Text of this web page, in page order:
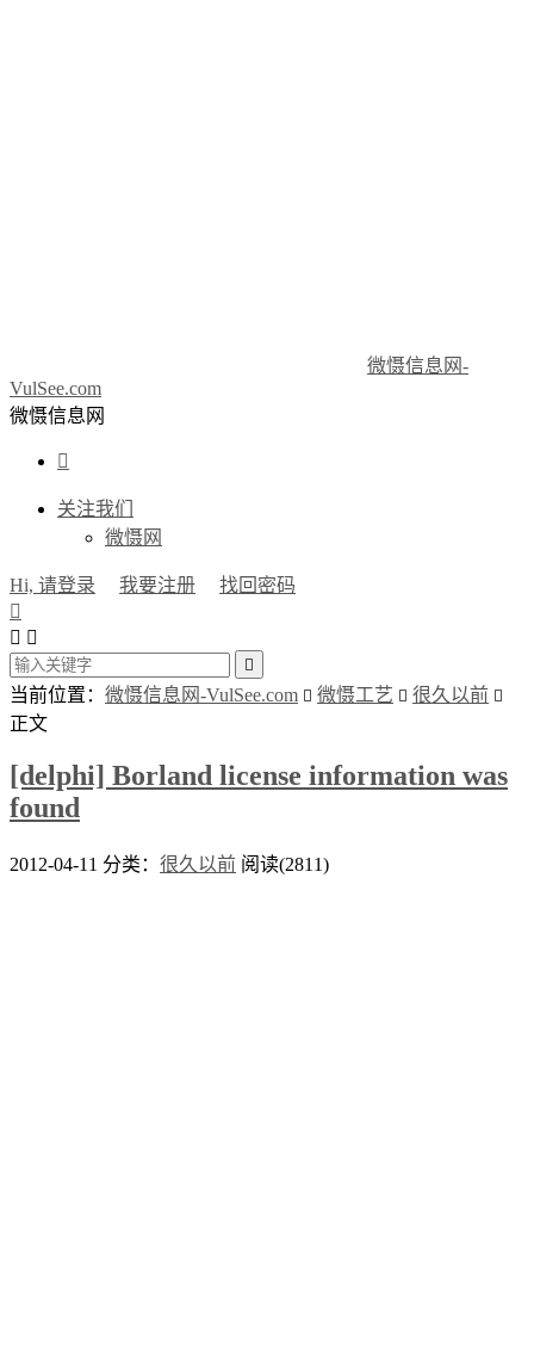
微慑信息网-
VulSee.com
微慑信息网

关注我们
微慑网
Hi, 请登录 我要注册
找回密码

 

当前位置： 微慑信息网-VulSee.com  微慑工艺  很久以前 
正文
[delphi] Borland license information was
found
2012-04-11 分类： 很久以前 阅读(2811)